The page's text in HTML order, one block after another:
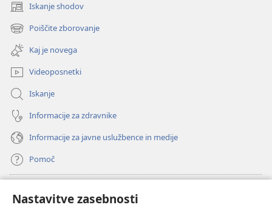
Nastavitve zasebnosti
Iskanje shodov
(odpre
novo
okno)
Poiščite zborovanje
(odpre
novo
okno)
Kaj je novega
Videoposnetki
Iskanje
Informacije za zdravnike
Informacije za javne uslužbence in medije
Pomoč
(odpre
novo